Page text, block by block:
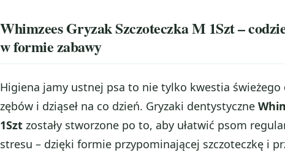
Whimzees Gryzak Szczoteczka M 1Szt –
w formie zabawy
Higiena jamy ustnej psa to nie tylko kwestia
zębów i dziąseł na co dzień. Gryzaki dentystyczne
1Szt zostały stworzone po to, aby ułatwić psom
stresu – dzięki formie przypominającej szczoteczkę i